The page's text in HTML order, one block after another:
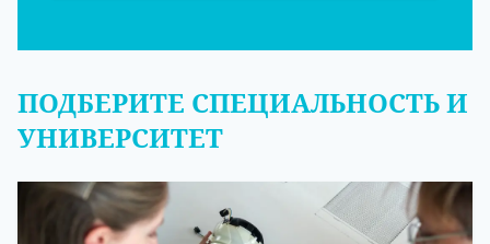
ПОДБЕРИТЕ СПЕЦИАЛЬНОСТЬ И
УНИВЕРСИТЕТ